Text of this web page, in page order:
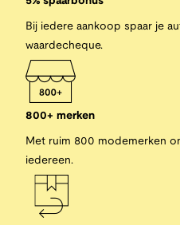
Bij iedere aankoop spaar je
waardecheque.
800+ merken
Met ruim 800 modemerken
iedereen.